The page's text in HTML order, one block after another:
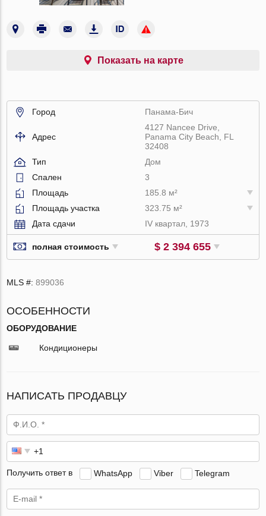
Показать на карте
Город Панама-Бич
Адрес
4127 Nancee Drive,
Panama City Beach, FL
32408
Тип
Дом
Спален
3
Площадь
185.8 м²
Площадь участка
323.75 м²
Дата сдачи
IV квартал, 1973
полная стоимость $ 2 394 655
MLS #:899036
ОСОБЕННОСТИ
ОБОРУДОВАНИЕ
Кондиционеры
НАПИСАТЬ ПРОДАВЦУ
Получить ответ в WhatsApp Viber Telegram